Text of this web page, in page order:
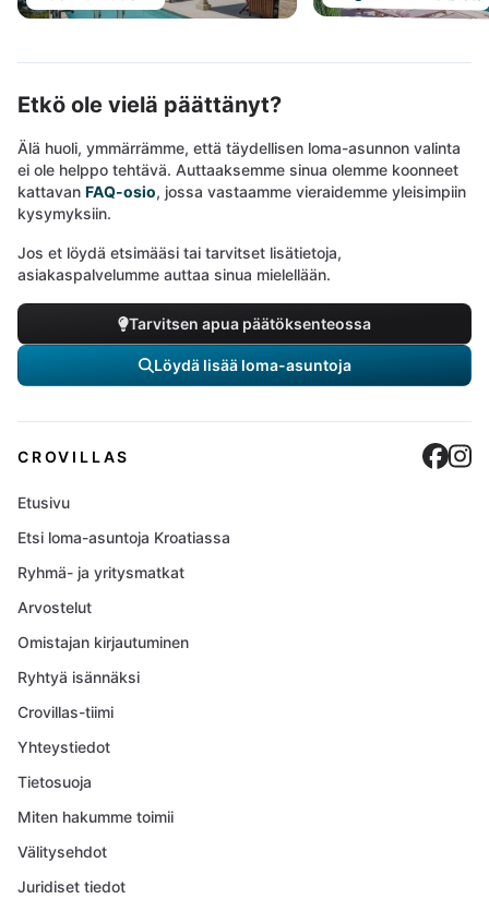
Etkö ole vielä päättänyt?
Älä huoli, ymmärrämme, että täydellisen loma-asunnon valinta
ei ole helppo tehtävä. Auttaaksemme sinua olemme koonneet
kattavan FAQ-osio, jossa vastaamme vieraidemme yleisimpiin
kysymyksiin.
Jos et löydä etsimääsi tai tarvitset lisätietoja,
asiakaspalvelumme auttaa sinua mielellään.
Tarvitsen apua päätöksenteossa
Löydä lisää loma-asuntoja
CROVILLAS
Etusivu
Etsi loma-asuntoja Kroatiassa
Ryhmä- ja yritysmatkat
Arvostelut
Omistajan kirjautuminen
Ryhtyä isännäksi
Crovillas-tiimi
Yhteystiedot
Tietosuoja
Miten hakumme toimii
Välitysehdot
Juridiset tiedot